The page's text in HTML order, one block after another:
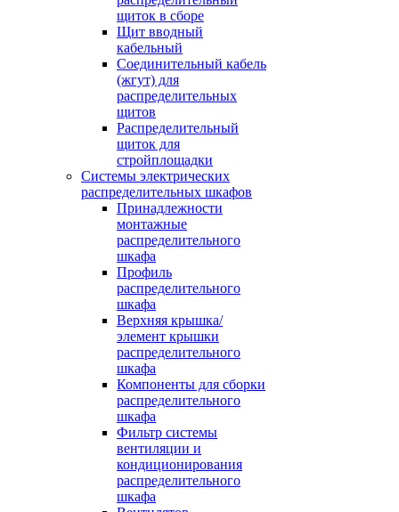
щиток в сборе
Щит вводный
кабельный
Соединительный кабель
(жгут) для
распределительных
щитов
Распределительный
щиток для
стройплощадки
Системы электрических
распределительных шкафов
Принадлежности
монтажные
распределительного
шкафа
Профиль
распределительного
шкафа
Верхняя крышка/
элемент крышки
распределительного
шкафа
Компоненты для сборки
распределительного
шкафа
Фильтр системы
вентиляции и
кондиционирования
распределительного
шкафа